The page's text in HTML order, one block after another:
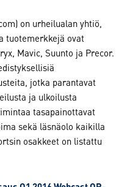
on urheilualan yhtiö,
tuotemerkkejä ovat
Mavic, Suunto ja Precor.
jotka parantavat
ja ulkoilusta
tasapainottavat
sekä läsnäolo kaikilla
osakkeet on listattu